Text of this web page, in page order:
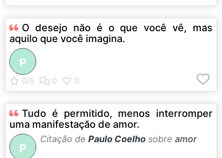
O desejo năo é o que você vê, mas
aquilo que você imagina.
P
Tudo é permitido, menos interromper
uma manifestaçăo de amor.
P
Citação de Paulo Coelho sobre amor